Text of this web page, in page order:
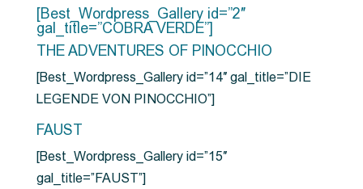
[Best_Wordpress_Gallery id=”2″
gal_title=”COBRA VERDE”]
THE ADVENTURES OF PINOCCHIO
[Best_Wordpress_Gallery id=”14″ gal_title=”DIE
LEGENDE VON PINOCCHIO”]
FAUST
[Best_Wordpress_Gallery id=”15″
gal_title=”FAUST”]